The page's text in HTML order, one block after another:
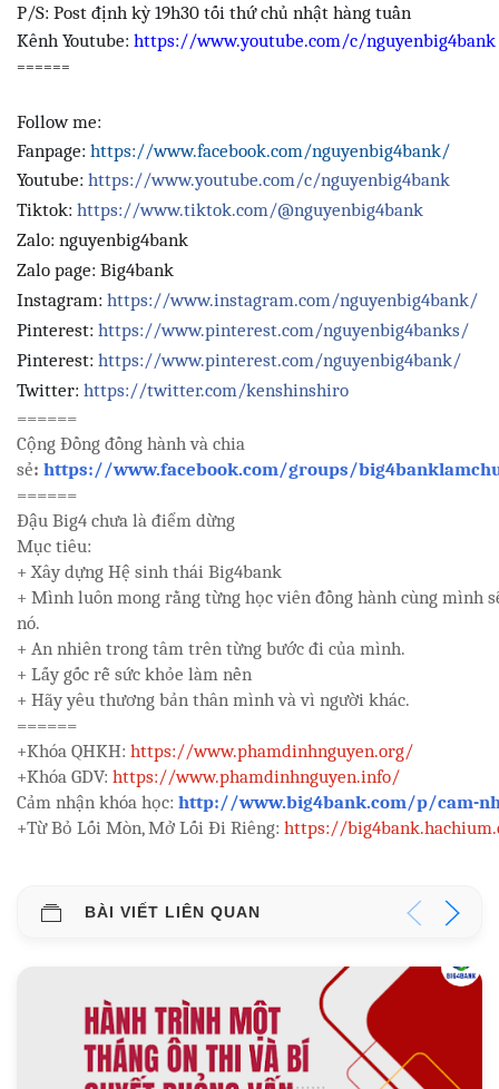
P/S: Post định kỳ 19h30 tối thứ chủ nhật hàng tuần
Kênh Youtube: https://www.youtube.com/c/nguyenbig4bank
======
Follow me:
Fanpage: https://www.facebook.com/nguyenbig4bank/
Youtube: https://www.youtube.com/c/nguyenbig4bank
Tiktok: https://www.tiktok.com/@nguyenbig4bank
Zalo: nguyenbig4bank
Zalo page: Big4bank
Instagram: https://www.instagram.com/nguyenbig4bank/
Pinterest: https://www.pinterest.com/nguyenbig4banks/
Pinterest: https://www.pinterest.com/nguyenbig4bank/
Twitter: https://twitter.com/kenshinshiro
======
Cộng Đồng đồng hành và chia
sẻ: https://www.facebook.com/groups/
======
Đậu Big4 chưa là điểm dừng
Mục tiêu:
+ Xây dựng Hệ sinh thái Big4bank
+ Mình luôn mong rằng từng học viên đồng hành cùng mình
nó.
+ An nhiên trong tâm trên từng bước đi của mình.
+ Lấy gốc rễ sức khỏe làm nền
+ Hãy yêu thương bản thân mình và vì người khác.
======
+Khóa QHKH: https://www.phamdinhnguyen.org/
+Khóa GDV: https://www.phamdinhnguyen.info/
Cảm nhận khóa học: http://www.big4bank.com/p/cam-
+Từ Bỏ Lối Mòn, Mở Lối Đi Riêng: https://
BÀI VIẾT LIÊN QUAN